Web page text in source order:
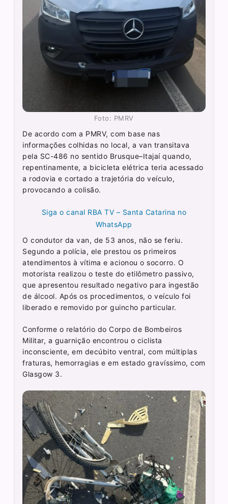
Foto: PMRV
De acordo com a PMRV, com base nas
informações colhidas no local, a van transitava
pela SC-486 no sentido Brusque–Itajaí quando,
repentinamente, a bicicleta elétrica teria acessado
a rodovia e cortado a trajetória do veículo,
provocando a colisão.
Siga o canal RBA TV – Santa Catarina no
WhatsApp
O condutor da van, de 53 anos, não se feriu.
Segundo a polícia, ele prestou os primeiros
atendimentos à vítima e acionou o socorro. O
motorista realizou o teste do etilômetro passivo,
que apresentou resultado negativo para ingestão
de álcool. Após os procedimentos, o veículo foi
liberado e removido por guincho particular.
Conforme o relatório do Corpo de Bombeiros
Militar, a guarnição encontrou o ciclista
inconsciente, em decúbito ventral, com múltiplas
fraturas, hemorragias e em estado gravíssimo, com
Glasgow 3.